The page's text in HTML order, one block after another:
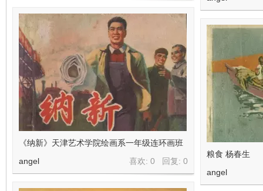
《纳新》天津艺术学院绘画系一年级连环画班
喜欢: 0 回复: 0
angel
粮食 杨春生
angel